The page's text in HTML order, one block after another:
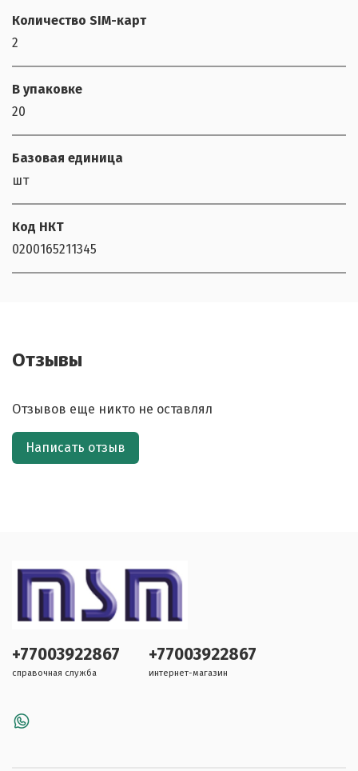
Количество SIM-карт
2
В упаковке
20
Базовая единица
шт
Код НКТ
0200165211345
Отзывы
Отзывов еще никто не оставлял
Написать отзыв
+77003922867
справочная служба
+77003922867
интернет-магазин